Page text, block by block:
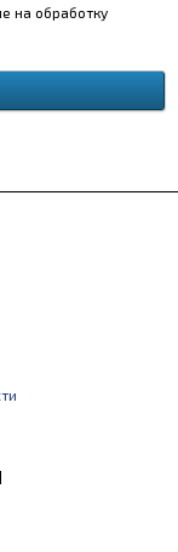
на обработку